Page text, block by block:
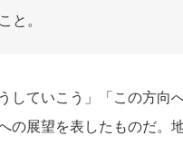
と。
うしていこう」「この方向
の展望を表したものだ。